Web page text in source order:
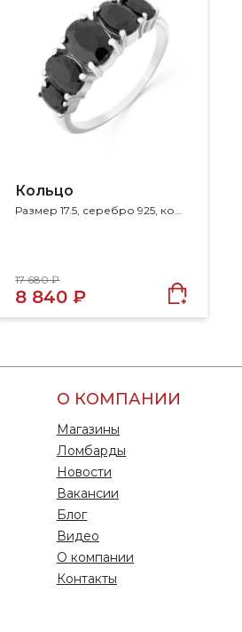
Кольцо
17 680 ₽
8 840 ₽
О КОМПАНИИ
Магазины
Ломбарды
Новости
Вакансии
Блог
Видео
О компании
Контакты